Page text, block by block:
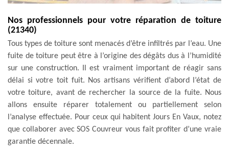
Nos professionnels pour votre réparation de toiture
(21340)
Tous types de toiture sont menacés d’être infiltrés par l’eau. Une
fuite de toiture peut être à l’origine des dégâts dus à l’humidité
sur une construction. Il est vraiment important de réagir sans
délai si votre toit fuit. Nos artisans vérifient d’abord l’état de
votre toiture, avant de rechercher la source de la fuite. Nous
allons ensuite réparer totalement ou partiellement selon
l’analyse effectuée. Pour ceux qui habitent Jours En Vaux, notez
que collaborer avec SOS Couvreur vous fait profiter d’une vraie
garantie décennale.